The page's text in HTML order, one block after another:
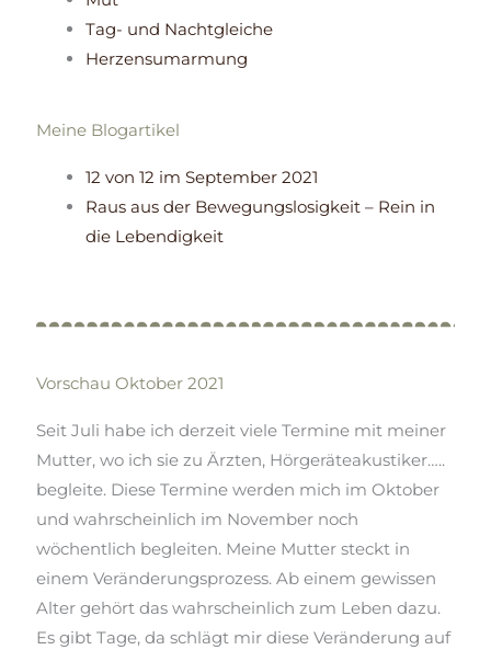
Tag- und Nachtgleiche
Herzensumarmung
Meine Blogartikel
12 von 12 im September 2021
Raus aus der Bewegungslosigkeit – Rein in
die Lebendigkeit
Vorschau Oktober 2021
SeitJuli habe ich derzeit viele Termine mit meiner
Mutter, wo ich sie zu Ärzten, Hörgeräteakustiker…..
begleite. Diese Termine werden mich im Oktober
und wahrscheinlich im November noch
wöchentlich begleiten. Meine Mutter steckt in
einem Veränderungsprozess. Ab einem gewissen
Alter gehört das wahrscheinlich zum Leben dazu.
Es gibt Tage, da schlägt mir diese Veränderung auf